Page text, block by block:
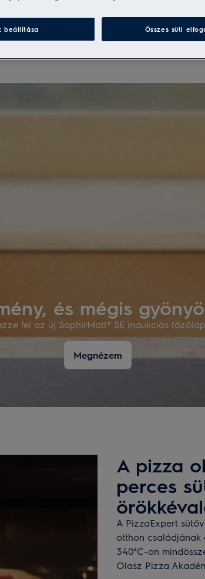
és mégis
fel az új SaphirMatt® SE indukciós
Megnézem
A pizza
perces
A PizzaExpert
otthon családjának
340°C-on
Olasz Pizza
beállítása Összes süti